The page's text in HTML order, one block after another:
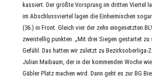
kassiert. Der größte Vorsprung im dritten Viertel
im Abschlussviertel lagen die Einheimischen
(36.) in Front. Gleich vier der zehn eingesetzten
zweistellig punkten. „Mit drei Siegen gestartet zu
Gefühl. Das hatten wir zuletzt zu Bezirksoberliga-
Julian Maibaum, der in der kommenden Woche
Gäbler Platz machen wird. Dann geht es zur BG